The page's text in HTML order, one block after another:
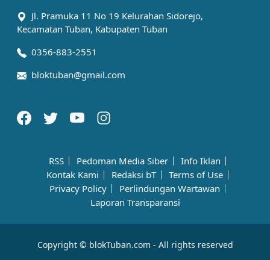
Jl. Pramuka 11 No 19 Kelurahan Sidorejo,
Kecamatan Tuban, Kabupaten Tuban
0356-883-2551
bloktuban@gmail.com
RSS Pedoman Media Siber
Info Iklan
Kontak Kami
Redaksi bT
Terms of Use
Privacy Policy
Perlindungan Wartawan
Laporan Transparansi
Copyright © blokTuban.com - All rights reserved